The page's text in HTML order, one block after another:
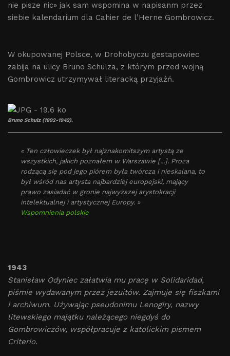
nie pisze nic» jak sam wspomina w napisanm przez
siebie kalendarium dla Cahier de l’Herne Gombrowicz.
W okupowanej Polsce, w Drohobyczu gestapowiec
zabija na ulicy Bruno Schulza, z którym przed wojną
Gombrowicz utrzymywał literacką przyjaźń.
Bruno Schulz (1892-1942).
« Ten człowieczek był najznakomitszym artystą ze
wszystkich, jakich poznałem w Warszawie [...]. Proza
rodzącą się pod jego piórem była twórcza i nieskalana, to
był wśród nas artysta najbardziej europejski, mający
prawo zasiadać w gronie najwyższej arystokracji
intelektualnej i artystycznej Europy. »
Wspomnienia polskie
1943
Stanisław Odyniec załatwia mu pracę w Solidaridad,
piśmie wydawanym przez jezuitów. Zajmuje się fiszkami
i archiwum. Używając pseudonimu Lenogiry, nazwy
litewskiego majątku należącego niegdyś do
Gombrowiczów, współpracuje z katolickim pismem
Criterio.